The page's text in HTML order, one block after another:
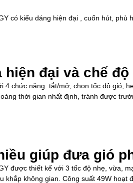
có kiểu dáng hiện đại , cuốn hút,
hiện đại và chế
4 chức năng: tắt/mở, chọn tốc độ gió,
thời gian nhất định, tránh được
giúp đưa gió
được thiết kế với 3 tốc độ nhẹ, vừa,
khắp không gian. Công suất 49W hoạt